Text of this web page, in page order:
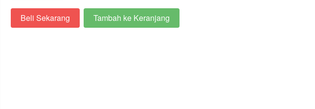
`Beli Sekarang `
Tambah ke Keranjang